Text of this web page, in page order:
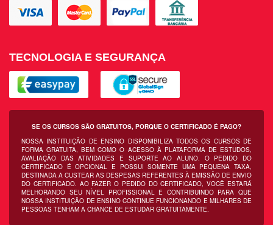
TECNOLOGIA E SEGURANÇA
SE OS CURSOS SÃO GRATUITOS, PORQUE O CERTIFICADO É PAGO?
NOSSA INSTITUIÇÃO DE ENSINO DISPONIBILIZA TODOS OS CURSOS DE
FORMA GRATUITA, BEM COMO O ACESSO À PLATAFORMA DE ESTUDOS,
AVALIAÇÃO DAS ATIVIDADES E SUPORTE AO ALUNO. O PEDIDO DO
CERTIFICADO É OPCIONAL E POSSUI SOMENTE UMA PEQUENA TAXA,
DESTINADA A CUSTEAR AS DESPESAS REFERENTES À EMISSÃO DE ENVIO
DO CERTIFICADO. AO FAZER O PEDIDO DO CERTIFICADO, VOCÊ ESTARÁ
MELHORANDO SEU NÍVEL PROFISSIONAL E CONTRIBUINDO PARA QUE
NOSSA INSTITUIÇÃO DE ENSINO CONTINUE FUNCIONANDO E MILHARES DE
PESSOAS TENHAM A CHANCE DE ESTUDAR GRATUITAMENTE.